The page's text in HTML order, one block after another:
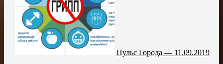
Пульс Города — 11.09.2019